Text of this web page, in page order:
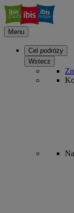
Menu
Cel podróży
Wstecz